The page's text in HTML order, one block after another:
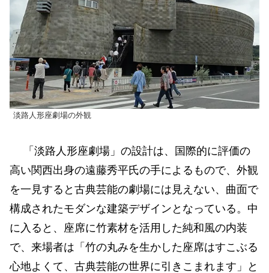
淡路人形座劇場の外観
「淡路人形座劇場」の設計は、国際的に評価の
高い関西出身の遠藤秀平氏の手によるもので、外観
を一見すると古典芸能の劇場には見えない、曲面で
構成されたモダンな建築デザインとなっている。中
に入ると、座席に竹素材を活用した純和風の内装
で、来場者は「竹の丸みを生かした座席はすこぶる
心地よくて、古典芸能の世界に引きこまれます」と